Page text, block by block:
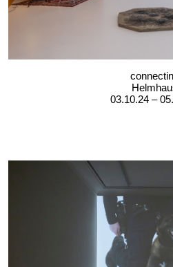
03.10.24 –